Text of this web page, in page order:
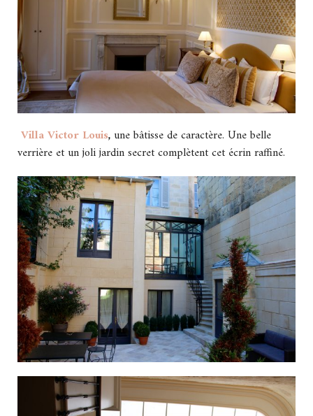
Villa Victor Louis,une bâtisse de caractère. Une belle
verrière et un joli jardin secret complètent cet écrin raffiné.